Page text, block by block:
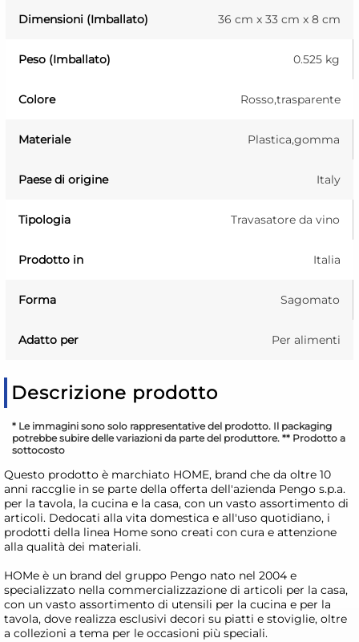
Dimensioni (Imballato) 36 cm x 33 cm x 8 cm
Peso (Imballato) 0.525 kg
Colore Rosso,trasparente
Materiale Plastica,gomma
Paese di origine Italy
Tipologia Travasatore da vino
Prodotto in Italia
Forma Sagomato
Adatto per Per alimenti
Descrizione prodotto
* Le immagini sono solo rappresentative del prodotto. Il packaging
potrebbe subire delle variazioni da parte del produttore. ** Prodotto a
sottocosto
Questo prodotto è marchiato HOME, brand che da oltre 10
anni raccglie in se parte della offerta dell'azienda Pengo s.p.a.
per la tavola, la cucina e la casa, con un vasto assortimento di
articoli. Dedocati alla vita domestica e all'uso quotidiano, i
prodotti della linea Home sono creati con cura e attenzione
alla qualità dei materiali.
HOMe è un brand del gruppo Pengo nato nel 2004 e
specializzato nella commercializzazione di articoli per la casa,
con un vasto assortimento di utensili per la cucina e per la
tavola, dove realizza esclusivi decori su piatti e stoviglie, oltre
a collezioni a tema per le occasioni più speciali.